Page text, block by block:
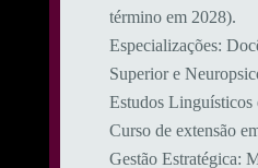
término em 2028).
​Especializações:
Superior e
Estudos Linguísticos
Curso de extensão
​Gestão Estratégica: